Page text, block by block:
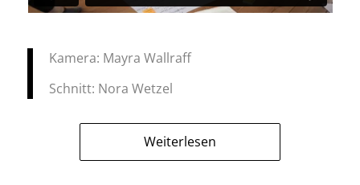
Kamera: Mayra Wallraff
Schnitt: Nora Wetzel
Weiterlesen